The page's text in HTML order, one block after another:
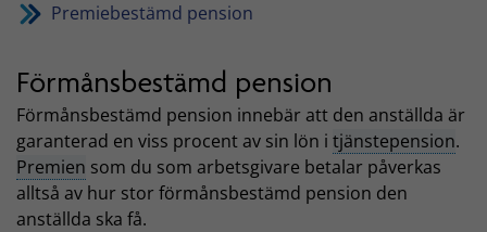
Premiebestämd pension
Förmånsbestämd pension
Förmånsbestämd pension innebär att den anställda är
garanterad en viss procent av sin lön i tjänstepension.
Premien som du som arbetsgivare betalar påverkas
alltså av hur stor förmånsbestämd pension den
anställda ska få.